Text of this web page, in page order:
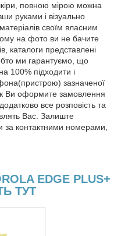
повною мірою можна
руками і візуально
своїм власним
на фото ви не бачите
каталоги представлені
ми гарантуємо, що
100% підходити і
зазначеної
Ви оформите замовлення
все розповість та
Вас. Залиште
за контактними номерами,
EDGE PLUS+
ТУТ